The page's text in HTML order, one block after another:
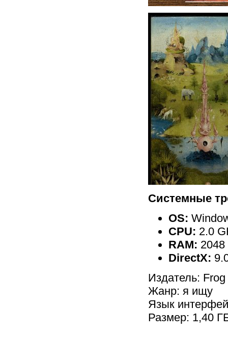
Системные
OS:
CPU: 2.0
RAM: 2048
DirectX:
Издатель:
Жанр: я ищу
Язык
Размер: 1,40